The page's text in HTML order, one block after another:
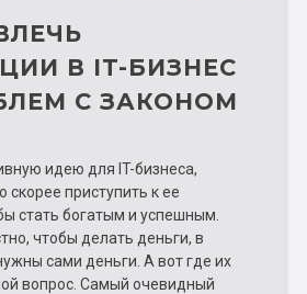
В IT-БИЗНЕС
С ЗАКОНОМ
идею для IT-бизнеса,
скорее приступить к ее
стать богатым и успешным.
чтобы делать деньги, в
сами деньги. А вот где их
вопрос. Самый очевидный